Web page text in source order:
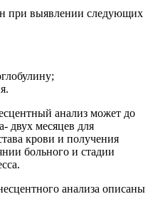
при выявлении следующих
анализ может до
двух месяцев для
крови и получения
больного и стадии
анализа описаны